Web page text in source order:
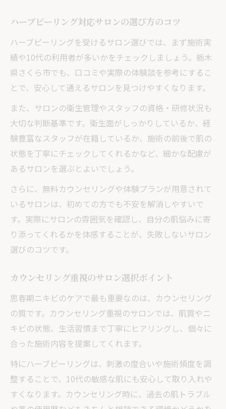
ハーブピーリング対応サロンの選び方のコツ
ハーブピーリングを受けるサロン選びでは、まず施術実
績や10代の利用者が多いかをチェックしましょう。栃木
県さくら市でも、口コミや実際の体験談を参考にするこ
とで、安心して通えるサロンを見つけやすくなります。
また、サロンの衛生管理やスタッフの資格・研修状況も
大切な判断基準です。衛生面がしっかりしているか、経
験豊富なスタッフが在籍しているか、施術の前後で肌の
状態を丁寧にチェックしてくれるかなど、細かな配慮が
あるサロンを選ぶとよいでしょう。
さらに、無料カウンセリングや体験プランが用意されて
いるサロンは、初めての方でも不安を解消しやすいで
す。実際にサロンの雰囲気を確認し、自分の肌悩みに寄
り添ってくれるかを体感することが、失敗しないサロン
選びのコツです。
カウンセリング重視のサロン選択ポイント
思春期ニキビのケアで最も重要なのは、カウンセリング
の質です。カウンセリング重視のサロンでは、肌質やニ
キビの状態、生活習慣まで丁寧にヒアリングし、個々に
合った施術内容を提案してくれます。
特にハーブピーリングは、刺激の度合いや施術頻度を調
整することで、10代の敏感な肌にも安心して取り入れや
すくなります。カウンセリング時に、過去の肌トラブル